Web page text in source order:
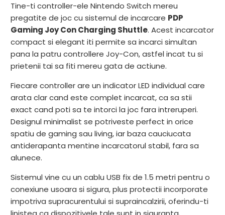
Tine-ti controller-ele Nintendo Switch mereu
pregatite de joc cu sistemul de incarcare PDP
Gaming Joy Con Charging Shuttle. Acest incarcator
compact si elegant iti permite sa incarci simultan
pana la patru controllere Joy-Con, astfel incat tu si
prietenii tai sa fiti mereu gata de actiune.
Fiecare controller are un indicator LED individual care
arata clar cand este complet incarcat, ca sa stii
exact cand poti sa te intorci la joc fara intreruperi.
Designul minimalist se potriveste perfect in orice
spatiu de gaming sau living, iar baza cauciucata
antiderapanta mentine incarcatorul stabil, fara sa
alunece.
Sistemul vine cu un cablu USB fix de 1.5 metri pentru o
conexiune usoara si sigura, plus protectii incorporate
impotriva supracurentului si supraincalzirii, oferindu-ti